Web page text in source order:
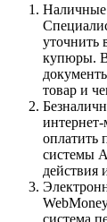
Наличные
уточнить
купюры.
товар и
оплатить
системы
действия
система